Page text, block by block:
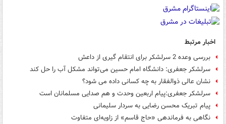
اخبار مرتبط
بررسی وعده 2 سرلشکر برای انتقام گیری از داعش
سرلشکر جعفری: دانشگاه امام حسین می‌تواند مشکل آب را حل کند
نشان عالی ذوالفقار به چه کسانی داده می ‌شود؟
سرلشکر جعفری:پیام اربعین وحدت و هم صدایی مسلمانان است
پیام تبریک محسن رضایی به سردار سلیمانی
نگاهی به فرماندهی «حاج قاسم» از زاویه‌ای متفاوت